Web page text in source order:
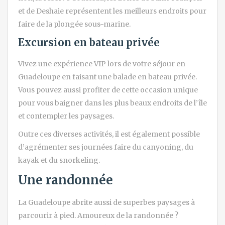
et de Deshaie représentent les meilleurs endroits pour
faire de la plongée sous-marine.
Excursion en bateau privée
Vivez une expérience VIP lors de votre séjour en
Guadeloupe en faisant une balade en bateau privée.
Vous pouvez aussi profiter de cette occasion unique
pour vous baigner dans les plus beaux endroits de l’île
et contempler les paysages.
Outre ces diverses activités, il est également possible
d’agrémenter ses journées faire du canyoning, du
kayak et du snorkeling.
Une randonnée
La Guadeloupe abrite aussi de superbes paysages à
parcourir à pied. Amoureux de la randonnée ?